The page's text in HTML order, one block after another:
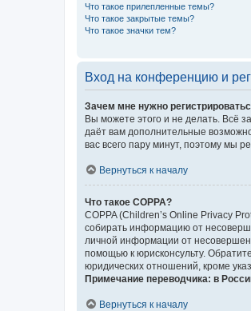
Что такое прилепленные темы?
Что такое закрытые темы?
Что такое значки тем?
Вход на конференцию и
Зачем мне нужно
Вы можете этого и не делать. Всё
даёт вам дополнительные
вас всего пару минут, поэтому мы
Вернуться к началу
Что такое COPPA?
COPPA (Children’s Online Privacy
собирать информацию от
личной информации от
помощью к юрисконсульту.
юридических отношений, кроме
Примечание переводчика: в
Вернуться к началу